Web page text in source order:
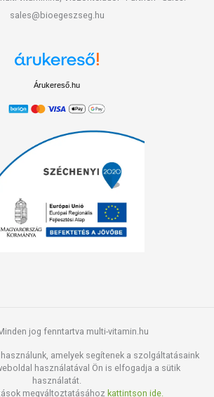
sales@bioegeszseg.hu
Árukereső.hu
jog fenntartva multi-vitamin.hu
amelyek segítenek a szolgáltatásaink
használatával Ön is elfogadja a sütik
használatát.
megváltoztatásához kattintson ide.